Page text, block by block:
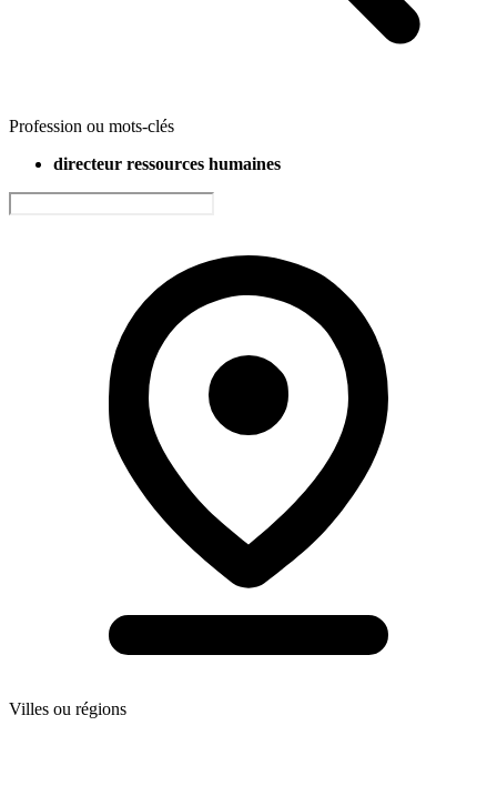
Profession ou mots-clés
directeur ressources humaines
Villes ou régions